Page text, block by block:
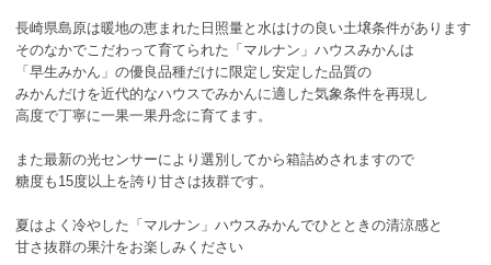
長崎県島原は暖地の恵まれた日照量と水はけの良い土壌条件があります
そのなかでこだわって育てられた「マルナン」ハウスみかんは
「早生みかん」の優良品種だけに限定し安定した品質の
みかんだけを近代的なハウスでみかんに適した気象条件を再現し
高度で丁寧に一果一果丹念に育てます。
また最新の光センサーにより選別してから箱詰めされますので
糖度も15度以上を誇り甘さは抜群です。
夏はよく冷やした「マルナン」ハウスみかんでひとときの清涼感と
甘さ抜群の果汁をお楽しみください